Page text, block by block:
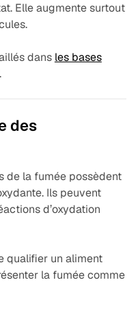
Elle augmente surtout
dans les bases
.
des
de la fumée possèdent
Ils peuvent
d’oxydation
qualifier un aliment
la fumée comme